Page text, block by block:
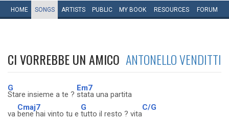
HOME SONGS ARTISTS PUBLIC MY BOOK RESOURCES FORUM
CI VORREBBE UN AMICO ANTONELLO VENDITTI
G
Stare insieme a te ?
Em7
stata una partita
va
Cmaj7
bene hai vinto tu e
G
tutto il resto ? vita
C/G